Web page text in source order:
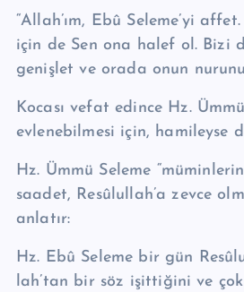
“Allah’ım, Ebû Seleme’yi
için de Sen ona halef ol. Bizi
genişlet ve orada onun
Kocası vefat edince Hz.
evlenebilmesi için, hamileyse
Hz. Ümmü Seleme
saadet, Re­sû­lul­lah’a zevce
anlatır:
Hz. Ebû Seleme bir gün
lah’tan bir söz işittiğini ve